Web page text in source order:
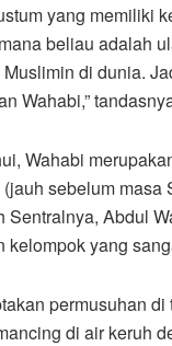
yang memiliki
beliau adalah
di dunia.
Wahabi,”
Wahabi
sebelum
Sentralnya, Abdul
kelompok yang
permusuhan
di air keruh